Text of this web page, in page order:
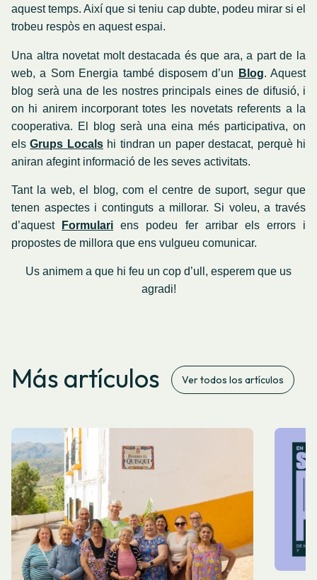
aquest temps. Així que si teniu cap dubte, podeu mirar si el
trobeu respòs en aquest espai.
Una altra novetat molt destacada és que ara, a part de la
web, a Som Energia també disposem d’un
Blog. Aquest
blog serà una de les nostres principals eines de difusió, i
on hi anirem incorporant totes les novetats referents a la
cooperativa. El blog serà una eina més participativa, on
elsGrups Locals hi tindran un paper destacat, perquè hi
aniran afegint informació de les seves activitats.
Tant la web, el blog, com el centre de suport, segur que
tenen aspectes i continguts a millorar. Si voleu, a través
d’aquest
Formulari ens podeu fer arribar els errors i
propostes de millora que ens vulgueu comunicar.
Us animem a que hi feu un cop d’ull, esperem que us
agradi!
Más artículos Ver todos los artículos